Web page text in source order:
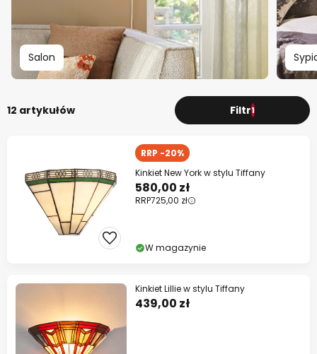
Salon
12 artykułów Filtr1
RRP -20%
Kinkiet New York w stylu Tiffany
580,00 zł
RRP725,00 zł
W magazynie
Kinkiet Lillie w stylu Tiffany
439,00 zł